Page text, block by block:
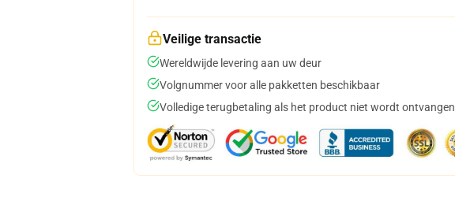
Veilige transactie
Wereldwijde levering aan uw deur
Volgnummer voor alle pakketten beschikbaar
Volledige terugbetaling als het product niet wordt ontvangen